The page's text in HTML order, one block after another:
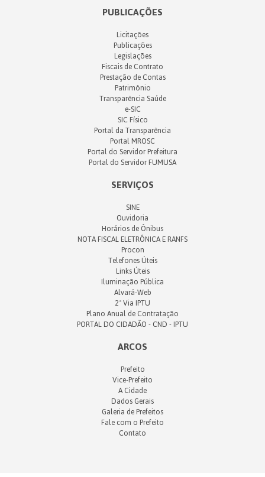
PUBLICAÇÕES
Licitações
Publicações
Legislações
Fiscais de Contrato
Prestação de Contas
Patrimônio
Transparência Saúde
e-SIC
SIC Físico
Portal da Transparência
Portal MROSC
Portal do Servidor Prefeitura
Portal do Servidor FUMUSA
SERVIÇOS
SINE
Ouvidoria
Horários de Ônibus
NOTA FISCAL ELETRÔNICA E RANFS
Procon
Telefones Úteis
Links Úteis
Iluminação Pública
Alvará-Web
2ª Via IPTU
Plano Anual de Contratação
PORTAL DO CIDADÃO - CND - IPTU
ARCOS
Prefeito
Vice-Prefeito
A Cidade
Dados Gerais
Galeria de Prefeitos
Fale com o Prefeito
Contato